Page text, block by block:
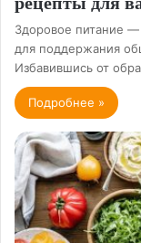
Здоровое питание —
для поддержания
Избавившись от
Подробнее »